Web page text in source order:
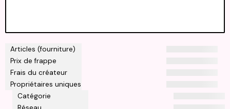
Articles (fourniture)
Prix de frappe
Frais du créateur
Propriétaires uniques
Catégorie